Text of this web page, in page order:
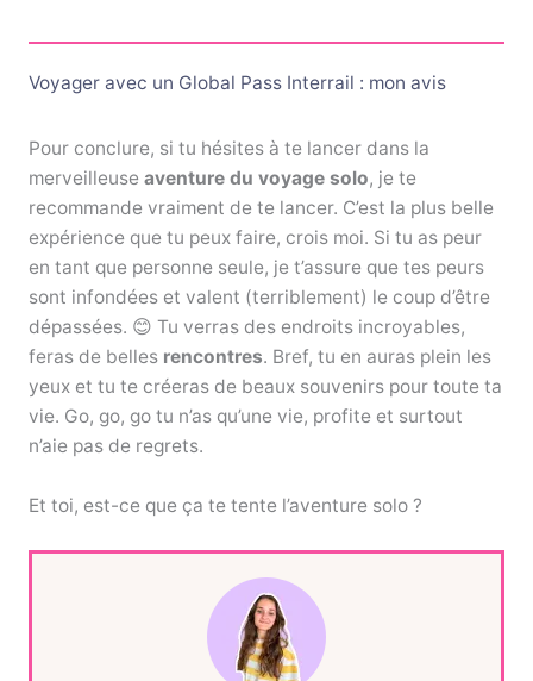
Voyager avec un Global Pass Interrail : mon avis
Pour conclure, si tu hésites à te lancer dans la
merveilleuse aventure du voyage solo, je te
recommande vraiment de te lancer. C’est la plus belle
expérience que tu peux faire, crois moi. Si tu as peur
en tant que personne seule, je t’assure que tes peurs
sont infondées et valent (terriblement) le coup d’être
dépassées. 😊 Tu verras des endroits incroyables,
feras de belles rencontres. Bref, tu en auras plein les
yeux et tu te créeras de beaux souvenirs pour toute ta
vie. Go, go, go tu n’as qu’une vie, profite et surtout
n’aie pas de regrets.
Et toi, est-ce que ça te tente l’aventure solo ?